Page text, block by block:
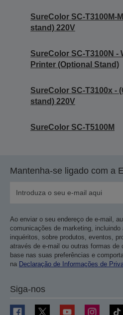
SureColor SC-T3100M-
stand) 220V
SureColor SC-T3100N -
Printer (Optional Stand)
SureColor SC-T3100x -
stand) 220V
SureColor SC-T5100M
Mantenha-se ligado com a
Ao enviar o seu endereço de e-mail,
comunicações de marketing, incluindo
inquéritos, sobre produtos, eventos,
através de e-mail ou outras formas de
base nas suas preferências e
na Declaração de Informações de
Siga-nos